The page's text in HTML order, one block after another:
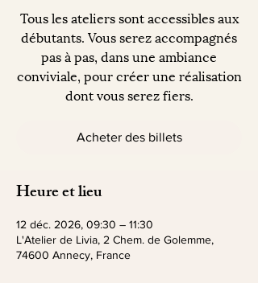
Tous les ateliers sont accessibles aux
débutants. Vous serez accompagnés
pas à pas, dans une ambiance
conviviale, pour créer une réalisation
dont vous serez fiers.
Acheter des billets
Heure et lieu
12 déc. 2026, 09:30 – 11:30
L'Atelier de Livia, 2 Chem. de Golemme,
74600 Annecy, France